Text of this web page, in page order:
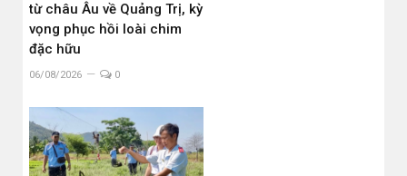
từ châu Âu về Quảng Trị, kỳ
vọng phục hồi loài chim
đặc hữu
06/08/2026 0